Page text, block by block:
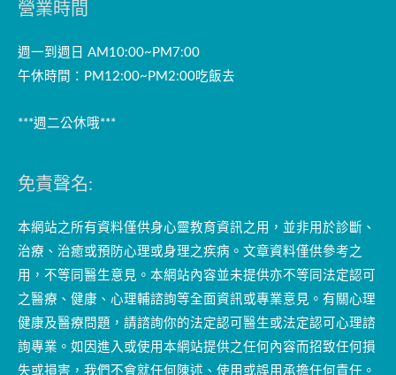
營業時間
週一到週日 AM10:00~PM7:00
午休時間：PM12:00~PM2:00吃飯去
***週二公休哦***
免責聲名:
本網站之所有資料僅供身心靈教育資訊之用，並非用於診斷、
治療、治癒或預防心理或身理之疾病。文章資料僅供參考之
用，不等同醫生意見。本網站內容並未提供亦不等同法定認可
之醫療、健康、心理輔諮詢等全面資訊或專業意見。有關心理
健康及醫療問題，請諮詢你的法定認可醫生或法定認可心理諮
詢專業。如因進入或使用本網站提供之任何內容而招致任何損
失或損害，我們不會就任何陳述、使用或誤用承擔任何責任。